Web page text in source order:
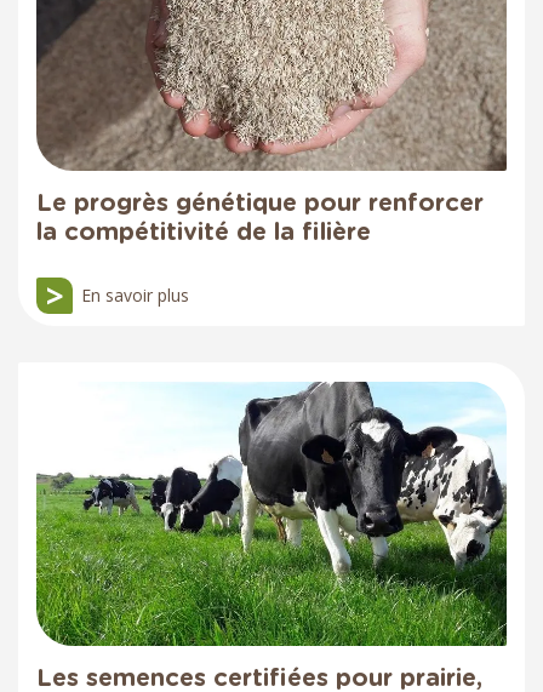
Le progrès génétique pour renforcer
la compétitivité de la filière
En savoir plus
Les semences certifiées pour prairie,